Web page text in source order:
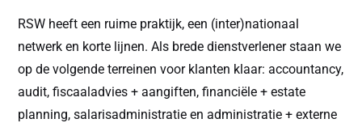
RSW heeft een ruime praktijk, een (inter)nationaal
netwerk en korte lijnen. Als brede dienstverlener staan we
op de volgende terreinen voor klanten klaar: accountancy,
audit, fiscaaladvies + aangiften, financiële + estate
planning, salarisadministratie en administratie + externe